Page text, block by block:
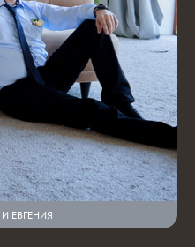
ЕВГЕНИЯ